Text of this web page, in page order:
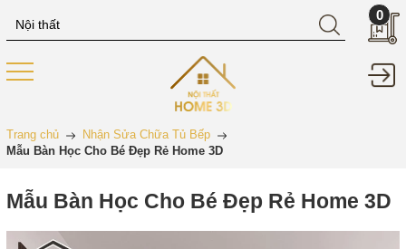
0
Trang chủ
Nhận Sửa Chữa Tủ Bếp
Mẫu Bàn Học Cho Bé Đẹp Rẻ Home 3D
Mẫu Bàn Học Cho Bé Đẹp Rẻ Home 3D